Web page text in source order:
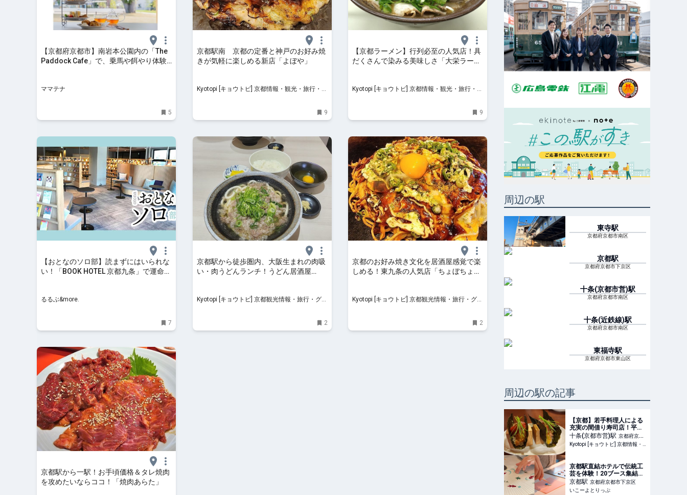
【京都府京都市】南岩本公園内の「The
Paddock Cafe」で、乗馬や餌やり体験
ママテナ
5
京都駅南 京都の定番と神戸のお好み焼
きが気軽に楽しめる新店「よぼや」
Kyotopi [キョウトピ] 京都情報・観光・旅行・グ
9
【京都ラーメン】行列必至の人気店！具
だくさんで染みる美味しさ「大栄ラーメ
Kyotopi [キョウトピ] 京都情報・観光・旅行・グ
9
【おとなのソロ部】読まずにはいられな
い！「BOOK HOTEL 京都九条」で運命の
るるぶ&more.
7
京都駅から徒歩圏内、大阪生まれの肉吸
い・肉うどんランチ！うどん居酒屋
Kyotopi [キョウトピ] 京都観光情報・旅行・グル
2
京都のお好み焼き文化を居酒屋感覚で楽
しめる！東九条の人気店「ちょぼちょ
Kyotopi [キョウトピ] 京都観光情報・旅行・グル
2
京都駅から一駅！お手頃価格＆タレ焼肉
を攻めたいならココ！「焼肉あらた」
周辺の駅
東寺駅
京都府京都市南区
京都駅
京都府京都市下京区
十条(京都市営)駅
京都府京都市南区
十条(近鉄線)駅
京都府京都市南区
東福寺駅
京都府京都市東山区
周辺の駅の記事
【京都】若手料理人による
充実の間借り寿司店！平日
夜限定「寿司 寅のや」
十条(京都市営)駅 京都府京都
市南区
Kyotopi [キョウトピ] 京都情報・観光・旅行・グルメ
京都駅直結ホテルで伝統工
芸を体験！20ブース集結の
夏休みイベント「まなぶん
か in 京都駅ビル」 | いこー
京都駅 京都府京都市下京区
いこーよとりっぷ